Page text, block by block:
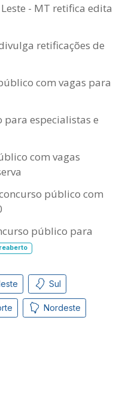
- MT retifica
retificações de
com vagas para
para especialistas e
com vagas
público com
público para
reaberto
Sul
Nordeste